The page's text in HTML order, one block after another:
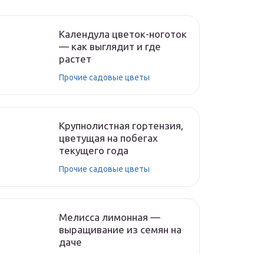
Календула цветок-ноготок
— как выглядит и где
растет
Прочие садовые цветы
Крупнолистная гортензия,
цветущая на побегах
текущего года
Прочие садовые цветы
Мелисса лимонная —
выращивание из семян на
даче